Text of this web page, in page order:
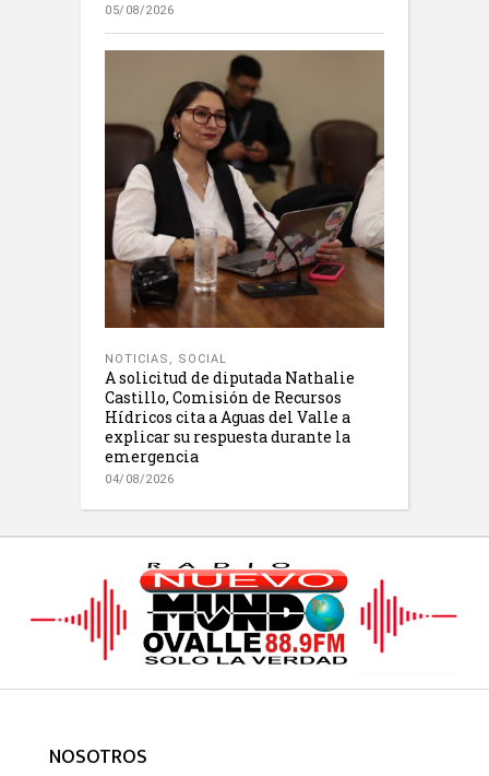
05/08/2026
NOTICIAS , SOCIAL
A solicitud de diputada Nathalie
Castillo, Comisión de Recursos
Hídricos cita a Aguas del Valle a
explicar su respuesta durante la
emergencia
04/08/2026
NOSOTROS